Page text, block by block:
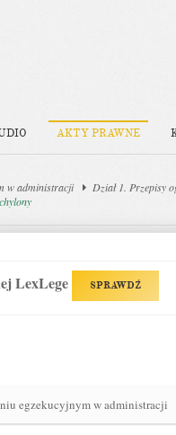
AKTY PRAWNE
w administracji Dział 1. Przepisy
LexLege SPRAWDŹ
egzekucyjnym w administracji